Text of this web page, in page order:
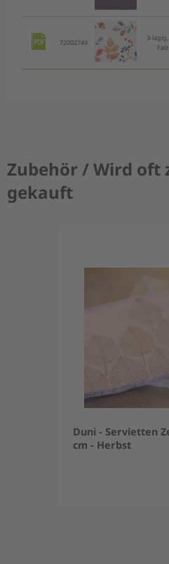
72002749
3-
Falz
Zubehör / Wird oft
gekauft
Duni - Servietten
cm - Herbst